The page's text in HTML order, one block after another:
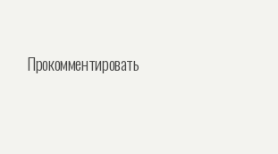
Прокомментировать